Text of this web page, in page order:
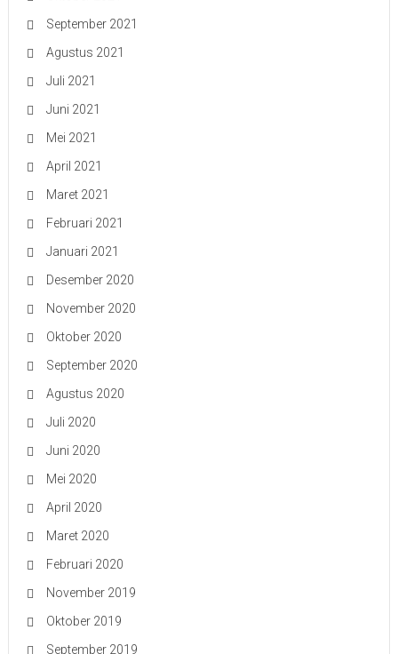
September 2021
Agustus 2021
Juli 2021
Juni 2021
Mei 2021
April 2021
Maret 2021
Februari 2021
Januari 2021
Desember 2020
November 2020
Oktober 2020
September 2020
Agustus 2020
Juli 2020
Juni 2020
Mei 2020
April 2020
Maret 2020
Februari 2020
November 2019
Oktober 2019
September 2019